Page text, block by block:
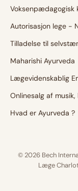
Voksenpædagogisk
Autorisasjon lege -
Tilladelse til
Maharishi Ayurveda
Lægevidenskablig
Onlinesalg af
Hvad er Ayurveda ?
© 2026 Bech
Læge